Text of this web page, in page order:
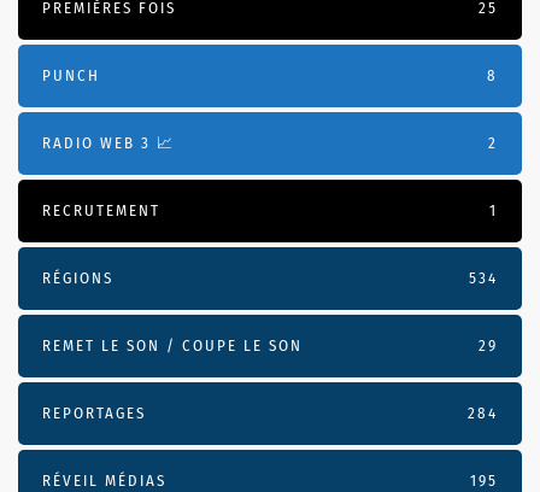
PREMIÈRES FOIS 25
PUNCH 8
RADIO WEB 3 📈 2
RECRUTEMENT 1
RÉGIONS 534
REMET LE SON / COUPE LE SON 29
REPORTAGES 284
RÉVEIL MÉDIAS 195